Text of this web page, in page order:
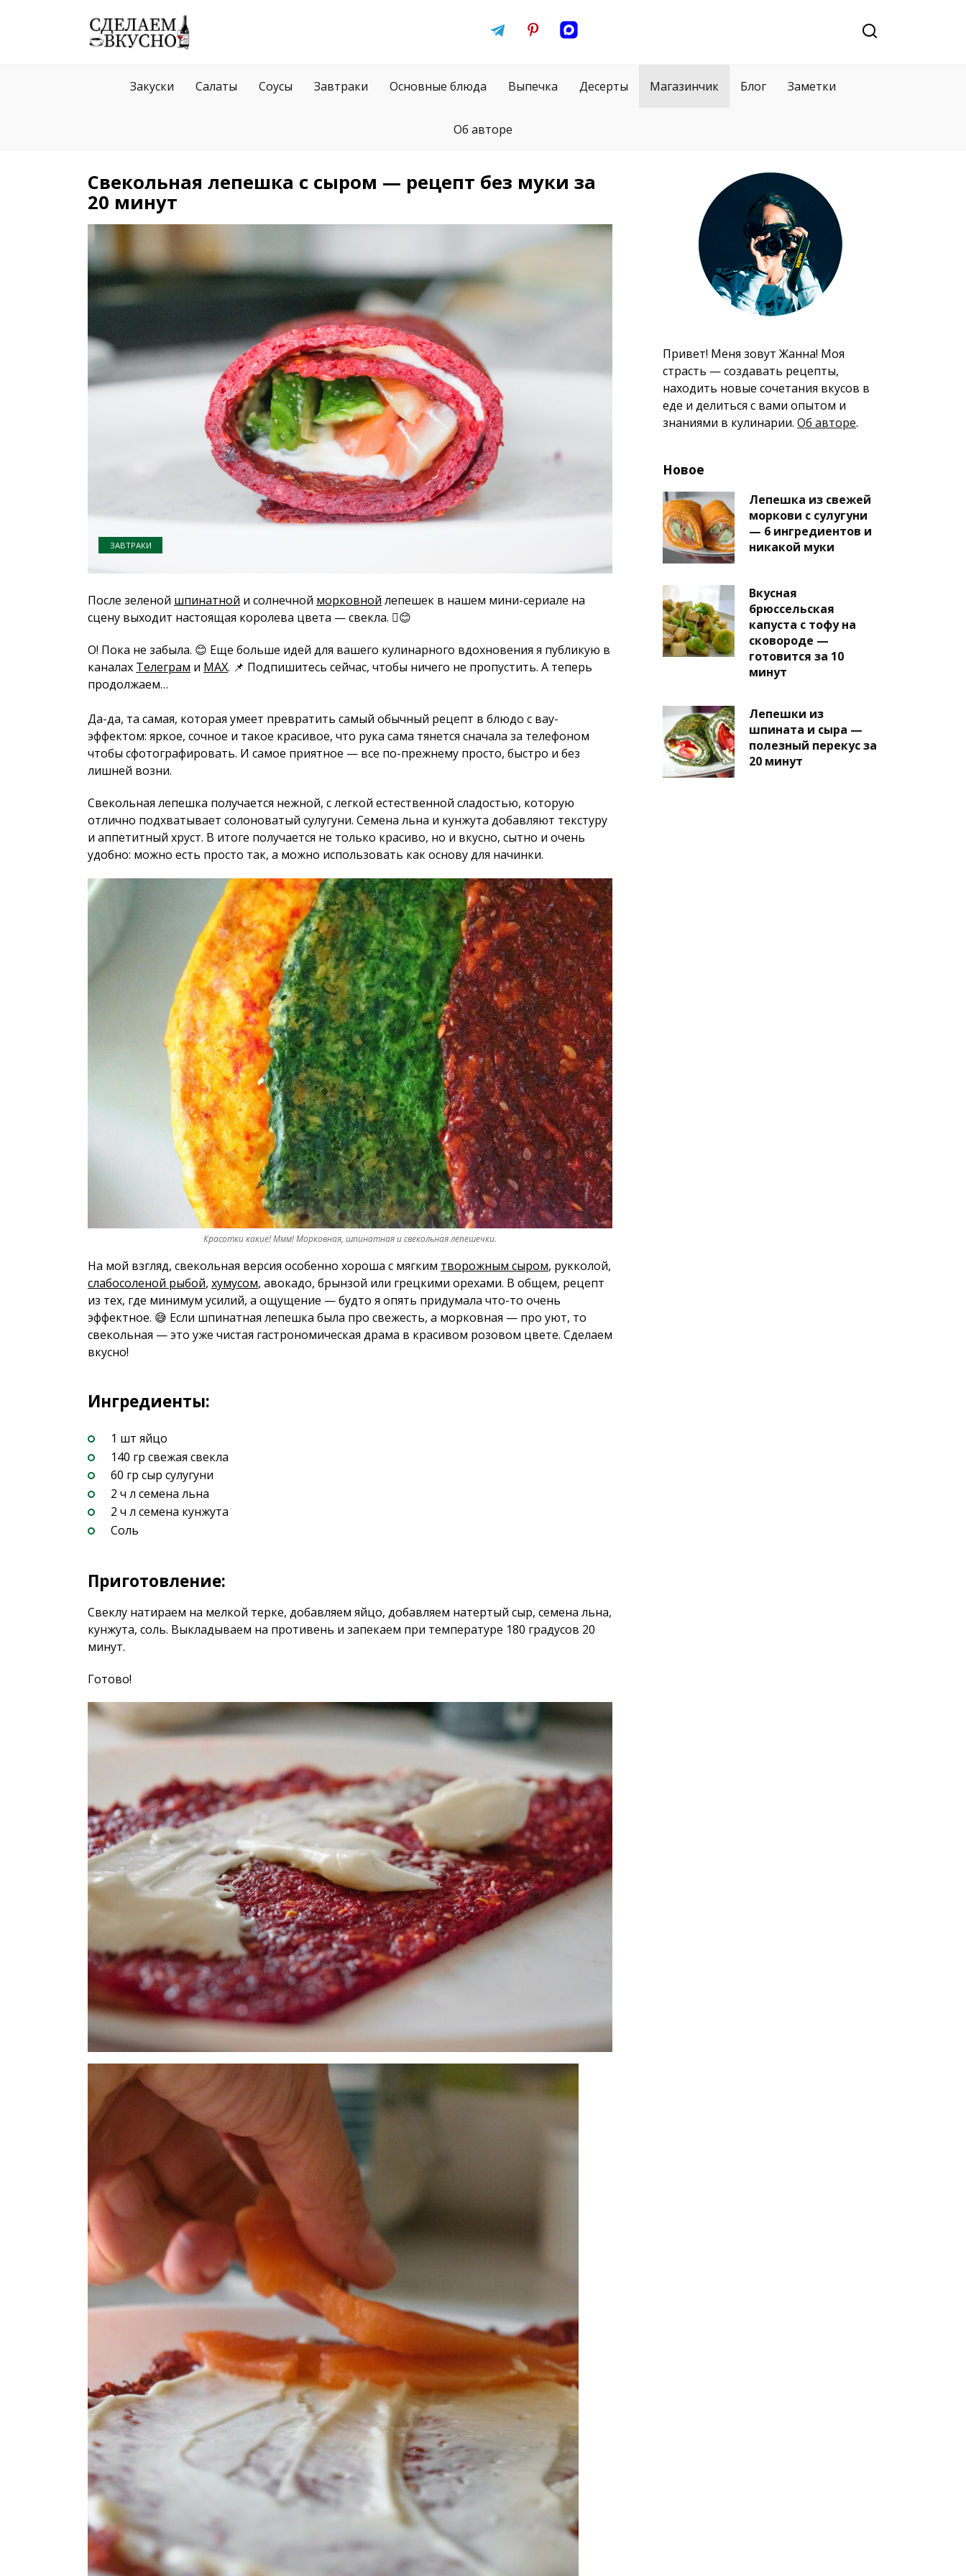
Закуски Салаты Соусы Завтраки Основные блюда Выпечка Десерты Магазинчик Блог Заметки
Об авторе
Свекольная лепешка с сыром — рецепт без муки за
20 минут
ЗАВТРАКИ
После зеленой шпинатной и солнечной морковной лепешек в нашем мини-сериале на
сцену выходит настоящая королева цвета — свекла. 🫜😊
О! Пока не забыла. 😊 Еще больше идей для вашего кулинарного вдохновения я публикую в
каналах Телеграм и MAX. 📌 Подпишитесь сейчас, чтобы ничего не пропустить. А теперь
продолжаем…
Да-да, та самая, которая умеет превратить самый обычный рецепт в блюдо с вау-
эффектом: яркое, сочное и такое красивое, что рука сама тянется сначала за телефоном
чтобы сфотографировать. И самое приятное — все по-прежнему просто, быстро и без
лишней возни.
Свекольная лепешка получается нежной, с легкой естественной сладостью, которую
отлично подхватывает солоноватый сулугуни. Семена льна и кунжута добавляют текстуру
и аппетитный хруст. В итоге получается не только красиво, но и вкусно, сытно и очень
удобно: можно есть просто так, а можно использовать как основу для начинки.
Красотки какие! Ммм! Морковная, шпинатная и свекольная лепешечки.
На мой взгляд, свекольная версия особенно хороша с мягким творожным сыром, рукколой,
слабосоленой рыбой, хумусом, авокадо, брынзой или грецкими орехами. В общем, рецепт
из тех, где минимум усилий, а ощущение — будто я опять придумала что-то очень
эффектное. 😅 Если шпинатная лепешка была про свежесть, а морковная — про уют, то
свекольная — это уже чистая гастрономическая драма в красивом розовом цвете. Сделаем
вкусно!
Ингредиенты:
1 шт яйцо
140 гр свежая свекла
60 гр сыр сулугуни
2 ч л семена льна
2 ч л семена кунжута
Соль
Приготовление:
Свеклу натираем на мелкой терке, добавляем яйцо, добавляем натертый сыр, семена льна,
кунжута, соль. Выкладываем на противень и запекаем при температуре 180 градусов 20
минут.
Готово!
Привет! Меня зовут Жанна! Моя
страсть — создавать рецепты,
находить новые сочетания вкусов в
еде и делиться с вами опытом и
знаниями в кулинарии. Об авторе.
Новое
Лепешка из свежей
моркови с сулугуни
— 6 ингредиентов и
никакой муки
Вкусная
брюссельская
капуста с тофу на
сковороде —
готовится за 10
минут
Лепешки из
шпината и сыра —
полезный перекус за
20 минут